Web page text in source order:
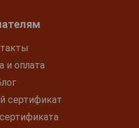
и оплата
сертификат